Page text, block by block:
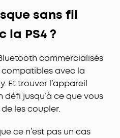
sans fil
la PS4 ?
commercialisés
compatibles avec la
Et trouver l’appareil
jusqu’à ce que vous
les coupler.
ce n’est pas un cas